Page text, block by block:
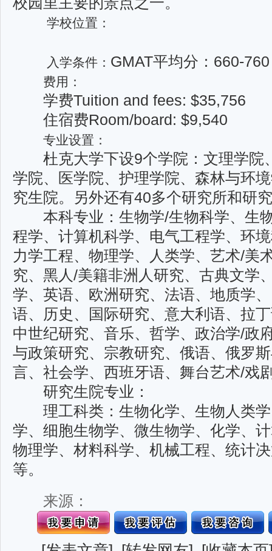
学校位置：
入学条件： GMAT平均分：660-
费用：
学费Tuition and fees: $35,756
住宿费Room/board: $9,540
专业设置：
杜克大学下设9个学院：文理学院
学院、医学院、护理学院、森林与环
究生院。另外还有40多个研究所和研
本科专业：生物学/生物科学、生
程学、计算机科学、电气工程学、环
力学工程、物理学、人类学、艺术/美
究、黑人/美籍非洲人研究、古典文学
学、英语、欧洲研究、法语、地质学
语、历史、国际研究、意大利语、拉
中世纪研究、音乐、哲学、政治学/政
与政策研究、宗教研究、俄语、俄罗
言、社会学、西班牙语、舞台艺术/戏
研究生院专业：
理工科类：生物化学、生物人类学
学、细胞生物学、微生物学、化学、
物理学、材料科学、机械工程、统计
等。
来源：